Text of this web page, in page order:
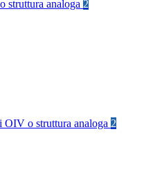
struttura analoga 2
OIV o struttura analoga 2